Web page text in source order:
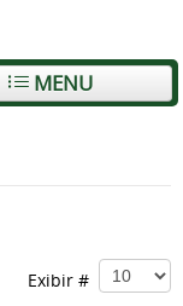
MENU
Exibir #